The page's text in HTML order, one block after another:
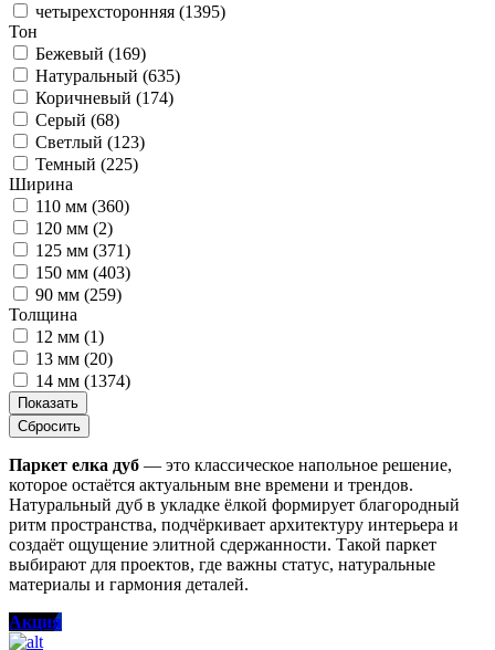
четырехсторонняя (1395)
Тон
Бежевый (169)
Натуральный (635)
Коричневый (174)
Серый (68)
Светлый (123)
Темный (225)
Ширина
110 мм (360)
120 мм (2)
125 мм (371)
150 мм (403)
90 мм (259)
Толщина
12 мм (1)
13 мм (20)
14 мм (1374)
Показать
Сбросить
Паркет елка дуб — это классическое напольное решение,
которое остаётся актуальным вне времени и трендов.
Натуральный дуб в укладке ёлкой формирует благородный
ритм пространства, подчёркивает архитектуру интерьера и
создаёт ощущение элитной сдержанности. Такой паркет
выбирают для проектов, где важны статус, натуральные
материалы и гармония деталей.
Акция